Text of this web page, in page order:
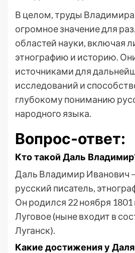
В целом, труды
огромное значение для
областей науки, включая
этнографию и историю.
источниками для
исследований и
глубокому пониманию
народного языка.
Вопрос-ответ:
Кто такой Даль
Даль Владимир Иванович
русский писатель,
Он родился 22 ноября 1801
Луговое (ныне входит в
Луганск).
Какие достижения у